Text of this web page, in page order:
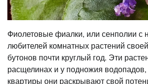
Фиолетовые фиалки, или сенполии
любителей комнатных растений
бутонов почти круглый год. Эти
расщелинах и у подножия
квартиры они раскрывают свой